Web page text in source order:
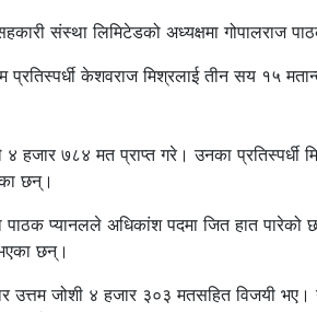
संस्था लिमिटेडको अध्यक्षमा गोपालराज
प्रतिस्पर्धी केशवराज मिश्रलाई तीन सय १५
हजार ७८४ मत प्राप्त गरे। उनका प्रतिस्पर्धी
छन्।
पाठक प्यानलले अधिकांश पदमा जित हात
छन्।
उत्तम जोशी ४ हजार ३०३ मतसहित विजयी